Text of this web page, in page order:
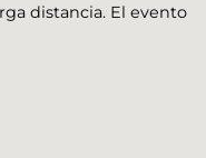
distancia. El evento